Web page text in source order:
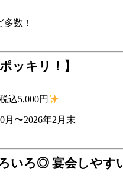
数！
ッキリ！】
込5,000円
月〜2026年2月末
いろ◎ 宴会しやす